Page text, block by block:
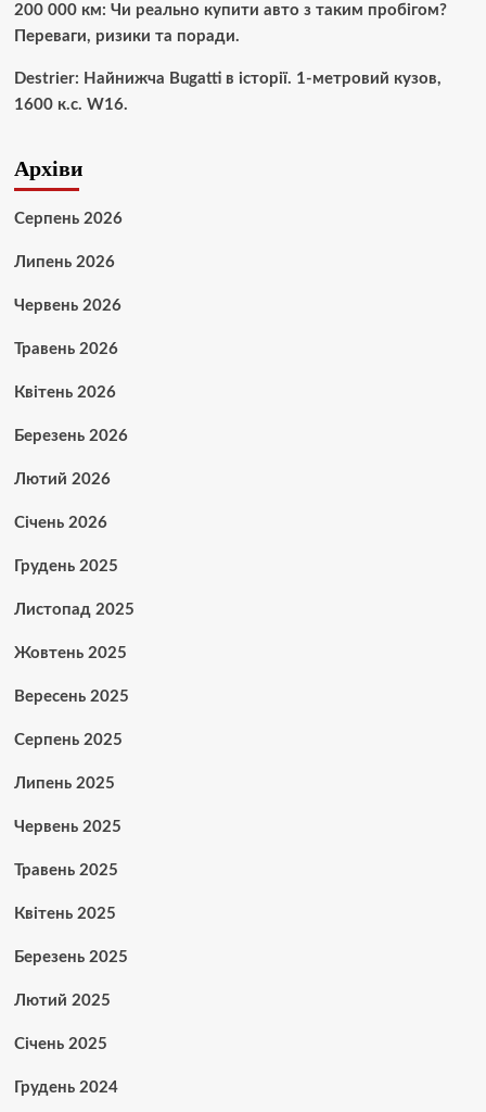
200 000 км: Чи реально купити авто з таким пробігом?
Переваги, ризики та поради.
Destrier: Найнижча Bugatti в історії. 1-метровий кузов,
1600 к.с. W16.
Архіви
Серпень 2026
Липень 2026
Червень 2026
Травень 2026
Квітень 2026
Березень 2026
Лютий 2026
Січень 2026
Грудень 2025
Листопад 2025
Жовтень 2025
Вересень 2025
Серпень 2025
Липень 2025
Червень 2025
Травень 2025
Квітень 2025
Березень 2025
Лютий 2025
Січень 2025
Грудень 2024